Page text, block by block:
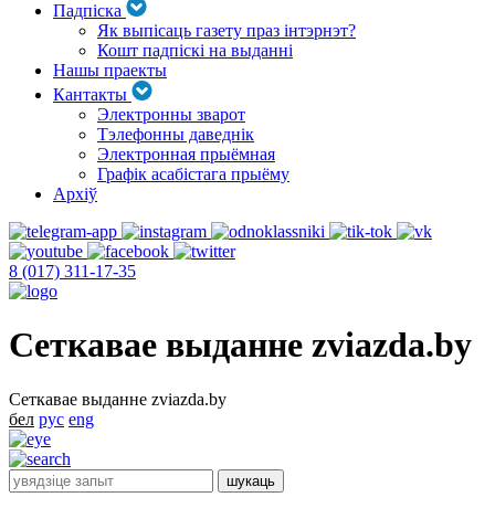
Падпіска
Як выпісаць газету праз інтэрнэт?
Кошт падпіскі на выданні
Нашы праекты
Кантакты
Электронны зварот
Тэлефонны даведнік
Электронная прыёмная
Графік асабістага прыёму
Архіў
8 (017) 311-17-35
Сеткавае выданне zviazda.by
Сеткавае выданне zviazda.by
бел рус eng